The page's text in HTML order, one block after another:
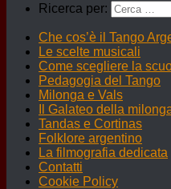
Ricerca per:
Che cos’è il Tango
Le scelte musicali
Come scegliere la
Pedagogia del Tango
Milonga e Vals
Il Galateo della
Tandas e Cortinas
Folklore argentino
La filmografia dedicata
Contatti
Cookie Policy